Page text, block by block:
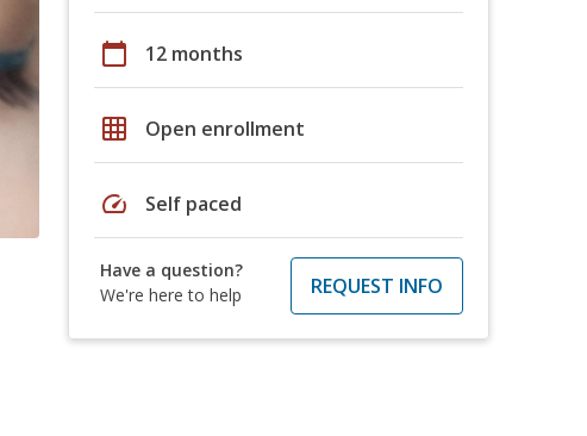
calendar_today 12 months
grid_on Open enrollment
speed Self paced
Have a question?
We're here to help
REQUEST INFO